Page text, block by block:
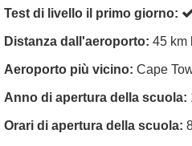
Test di livello il primo giorno:
Distanza dall'aeroporto: 45 km
Aeroporto più vicino: Cape
Anno di apertura della scuola:
Orari di apertura della scuola: